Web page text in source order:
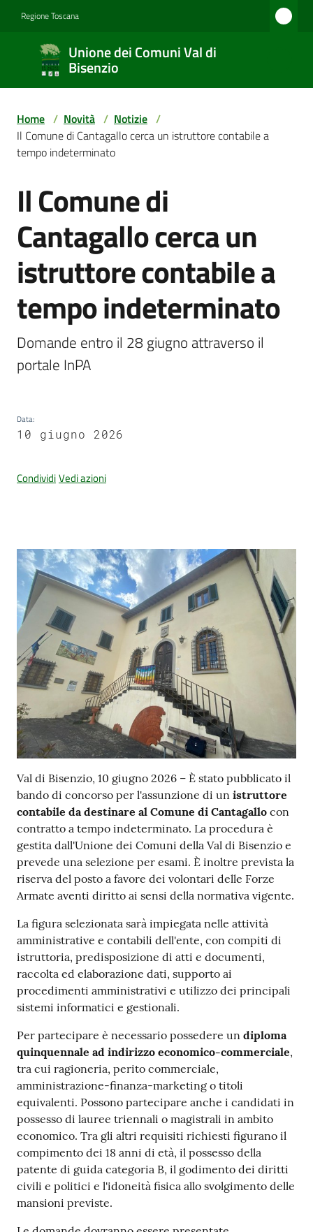
Regione Toscana
Unione dei Comuni Val di
Bisenzio
Unione
dei
Comuni
Val di
Bisenzio
Amministrazione
Novità
Servizi
Documenti
e
Seguici
Home / Novità / Notizie /
Il Comune di Cantagallo cerca un istruttore contabile a
tempo indeterminato
Salta al contenuto
Il Comune di
Cantagallo cerca un
istruttore contabile a
tempo indeterminato
Domande entro il 28 giugno attraverso il
portale InPA
Data:
10 giugno 2026
CondividiVedi azioni
Contenuto
Val di Bisenzio, 10 giugno 2026 – È stato pubblicato il
bando di concorso per l'assunzione di un istruttore
contabile da destinare al Comune di Cantagallo con
contratto a tempo indeterminato. La procedura è
gestita dall'Unione dei Comuni della Val di Bisenzio e
prevede una selezione per esami. È inoltre prevista la
riserva del posto a favore dei volontari delle Forze
Armate aventi diritto ai sensi della normativa vigente.
La figura selezionata sarà impiegata nelle attività
amministrative e contabili dell'ente, con compiti di
istruttoria, predisposizione di atti e documenti,
raccolta ed elaborazione dati, supporto ai
procedimenti amministrativi e utilizzo dei principali
sistemi informatici e gestionali.
Per partecipare è necessario possedere un diploma
quinquennale ad indirizzo economico-commerciale,
tra cui ragioneria, perito commerciale,
amministrazione-finanza-marketing o titoli
equivalenti. Possono partecipare anche i candidati in
possesso di lauree triennali o magistrali in ambito
economico. Tra gli altri requisiti richiesti figurano il
compimento dei 18 anni di età, il possesso della
patente di guida categoria B, il godimento dei diritti
civili e politici e l'idoneità fisica allo svolgimento delle
mansioni previste.